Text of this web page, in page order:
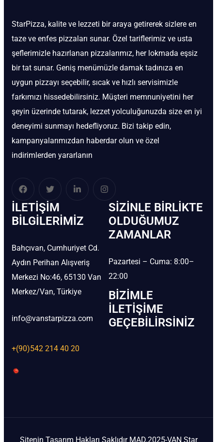
StarPizza, kalite ve lezzeti bir araya getirerek sizlere en
taze ve enfes pizzaları sunar. Özel tariflerimiz ve usta
şeflerimizle hazırlanan pizzalarımız, her lokmada eşsiz
bir tat sunar. Geniş menümüzle damak tadınıza en
uygun pizzayı seçebilir, sıcak ve hızlı servisimizle
farkımızı hissedebilirsiniz. Müşteri memnuniyetini her
şeyin üzerinde tutarak, lezzet yolculuğunuzda size en iyi
deneyimi sunmayı hedefliyoruz. Bizi takip edin,
kampanyalarımızdan haberdar olun ve özel
indirimlerden yararlanın
İLETIŞIM
BİLGILERIMIZ
Bahçıvan, Cumhuriyet Cd.
Aydın Perihan Alışveriş
Merkezi No:46, 65130 Van
Merkez/Van, Türkiye
info@vanstarpizza.com
+(90)542 214 40 20
SIZINLE BIRLIKTE
OLDUĞUMUZ
ZAMANLAR
Pazartesi – Cuma: 8:00–
22:00
BIZIMLE
İLETIŞIME
GEÇEBILIRSINIZ
Sitenin Tasarım Hakları Saklıdır MAD.2025-VAN Star